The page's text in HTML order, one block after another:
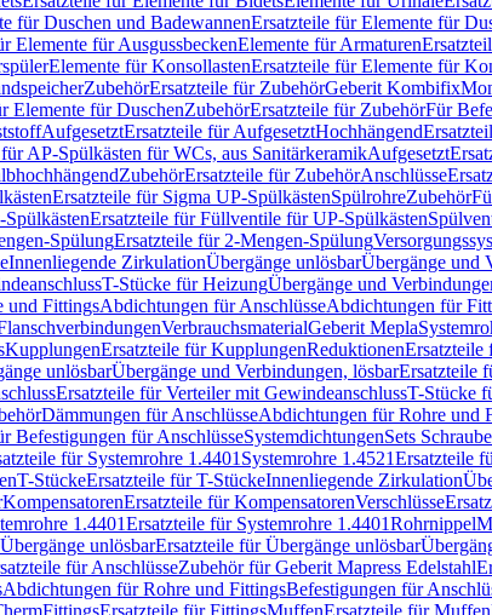
für Duschen und BadewannenErsatzteile für Elemente für
Elemente für AusgussbeckenElemente für Armaturen
Elemente für KonsollastenErsatzteile für Elemente für
ZubehörErsatzteile für ZubehörGeberit Kombifix
Elemente für DuschenZubehörErsatzteile für ZubehörFür
AufgesetztErsatzteile für AufgesetztHochhängend
AP-Spülkästen für WCs, aus SanitärkeramikAufgesetzt
ZubehörErsatzteile für ZubehörAnschlüsse
Ersatzteile für Sigma UP-SpülkästenSpülrohreZubehör
Ersatzteile für Füllventile für UP-Spülkästen
SpülungErsatzteile für 2-Mengen-Spülung
Innenliegende ZirkulationÜbergänge unlösbarÜbergänge und
T-Stücke für HeizungÜbergänge und
und FittingsAbdichtungen für AnschlüsseAbdichtungen für
VerbrauchsmaterialGeberit Mepla
KupplungenErsatzteile für KupplungenReduktionenErsatzteile
unlösbarÜbergänge und Verbindungen, lösbarErsatzteile
Ersatzteile für Verteiler mit GewindeanschlussT-Stücke
Dämmungen für AnschlüsseAbdichtungen für Rohre und
Befestigungen für AnschlüsseSystemdichtungenSets
für Systemrohre 1.4401 Systemrohre 1.4521Ersatzteile
T-StückeErsatzteile für T-StückeInnenliegende Zirkulation
KompensatorenErsatzteile für KompensatorenVerschlüsse
1.4401Ersatzteile für Systemrohre 1.4401Rohrnippel
Übergänge unlösbarErsatzteile für Übergänge unlösbar
für AnschlüsseZubehör für Geberit Mapress Edelstahl
Abdichtungen für Rohre und FittingsBefestigungen für
FittingsErsatzteile für FittingsMuffenErsatzteile für Muffen